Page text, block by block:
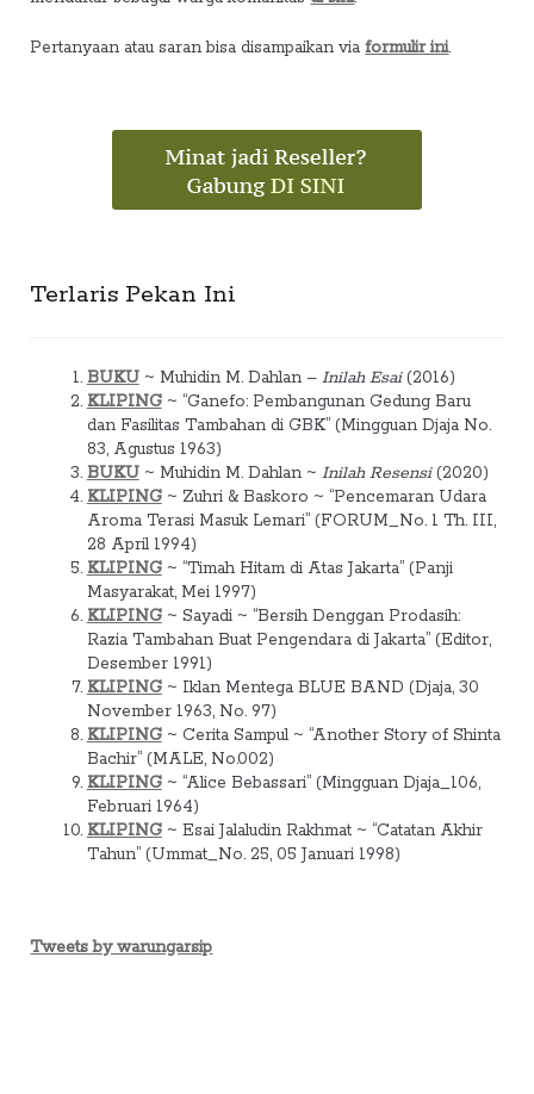
Pertanyaan atau saran bisa disampaikan viaformulir ini.
Terlaris Pekan Ini
BUKU~ Muhidin M. Dahlan – Inilah Esai(2016)
KLIPING~ “Ganefo: Pembangunan Gedung Baru
dan Fasilitas Tambahan di GBK” (Mingguan Djaja No.
83, Agustus 1963)
BUKU~ Muhidin M. Dahlan ~ Inilah Resensi(2020)
KLIPING~ Zuhri & Baskoro ~ “Pencemaran Udara
Aroma Terasi Masuk Lemari” (FORUM_No. 1 Th. III,
28 April 1994)
KLIPING~ “Timah Hitam di Atas Jakarta” (Panji
Masyarakat, Mei 1997)
KLIPING~ Sayadi ~ “Bersih Denggan Prodasih:
Razia Tambahan Buat Pengendara di Jakarta” (Editor,
Desember 1991)
KLIPING~ Iklan Mentega BLUE BAND (Djaja, 30
November 1963, No. 97)
KLIPING~ Cerita Sampul ~ “Another Story of Shinta
Bachir” (MALE, No.002)
KLIPING~ “Alice Bebassari” (Mingguan Djaja_106,
Februari 1964)
KLIPING~ Esai Jalaludin Rakhmat ~ “Catatan Akhir
Tahun” (Ummat_No. 25, 05 Januari 1998)
Tweets by warungarsip